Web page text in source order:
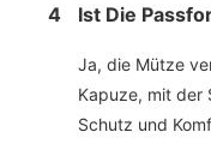
4 Ist Die
Ja, die Mütze
Kapuze, mit der
Schutz und